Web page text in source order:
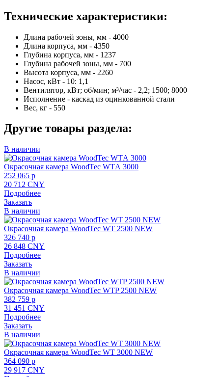
Технические характеристики:
Длина рабочей зоны, мм - 4000
Длина корпуса, мм - 4350
Глубина корпуса, мм - 1237
Глубина рабочей зоны, мм - 700
Высота корпуса, мм - 2260
Насос, кВт - 10: 1,1
Вентилятор, кВт; об/мин; м³/час - 2,2; 1500; 8000
Исполнение - каскад из оцинкованной стали
Вес, кг - 550
Другие товары раздела:
В наличии
Окрасочная камера WoodTec WTА 3000
252 065 p
20 712 CNY
Подробнее
Заказать
В наличии
Окрасочная камера WoodTec WT 2500 NEW
326 740 p
26 848 CNY
Подробнее
Заказать
В наличии
Окрасочная камера WoodTec WTP 2500 NEW
382 759 p
31 451 CNY
Подробнее
Заказать
В наличии
Окрасочная камера WoodTec WT 3000 NEW
364 090 p
29 917 CNY